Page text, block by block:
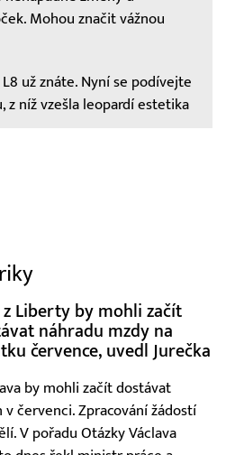
Mohou značit vážnou
L8 už znáte. Nyní se podívejte
z níž vzešla leopardí estetika
z Liberty by mohli začít
náhradu mzdy na
července, uvedl Jurečka
by mohli začít dostávat
červenci. Zpracování žádostí
V pořadu Otázky Václava